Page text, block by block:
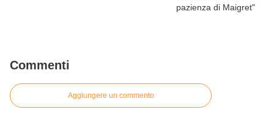
Commenti
Aggiungere un commento